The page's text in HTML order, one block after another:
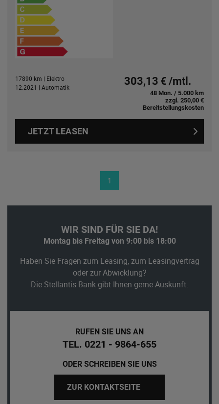
17890 km | Elektro
12.2021 | Automatik
303,13 € /mtl.
48 Mon. / 5.000 km
zzgl. 250,00 €
Bereitstellungskosten
JETZT LEASEN
1
WIR SIND FÜR SIE DA!
Montag bis Freitag von 9:00 bis 18:00
Haben Sie Fragen zum Leasing, zum Leasingvertrag
oder zur Abwicklung?
Die Stellantis Bank gibt Ihnen gerne Auskunft.
RUFEN SIE UNS AN
TEL. 0221 - 9864-655
ODER SCHREIBEN SIE UNS
ZUR KONTAKTSEITE